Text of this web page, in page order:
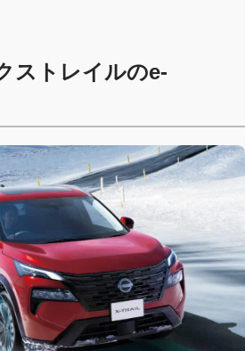
ストレイルのe-